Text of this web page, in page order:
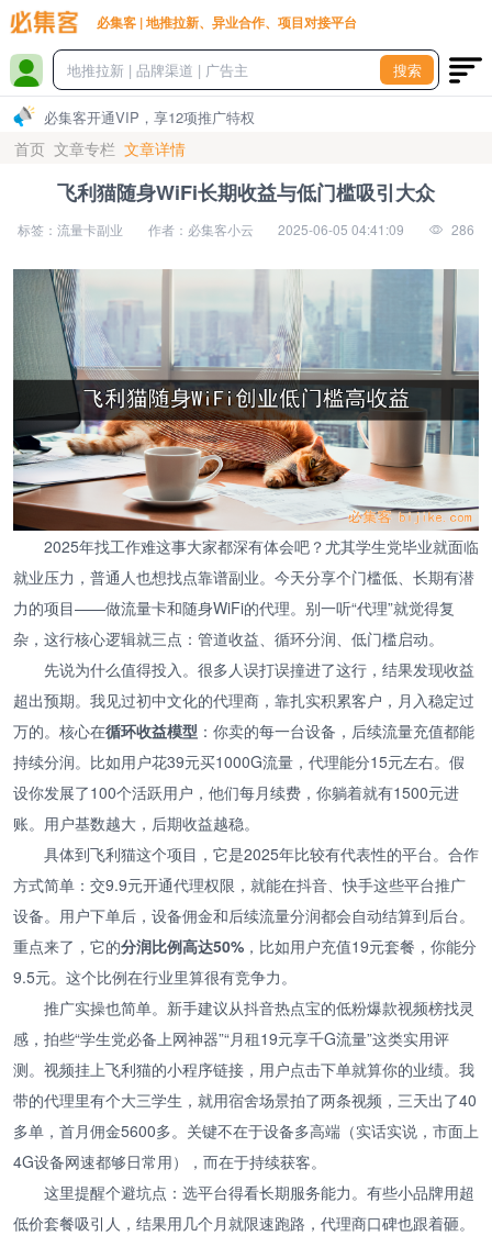
必集客 | 地推拉新、异业合作、项目对接平台
搜索
必集客开通VIP，享12项推广特权
首页 文章专栏 文章详情
飞利猫随身WiFi长期收益与低门槛吸引大众
标签：流量卡副业 作者：必集客小云 2025-06-05 04:41:09 286
2025年找工作难这事大家都深有体会吧？尤其学生党毕业就面临
就业压力，普通人也想找点靠谱副业。今天分享个门槛低、长期有潜
力的项目——做流量卡和随身WiFi的代理。别一听“代理”就觉得复
杂，这行核心逻辑就三点：管道收益、循环分润、低门槛启动。
先说为什么值得投入。很多人误打误撞进了这行，结果发现收益
超出预期。我见过初中文化的代理商，靠扎实积累客户，月入稳定过
万的。核心在循环收益模型 ：你卖的每一台设备，后续流量充值都能
持续分润。比如用户花39元买1000G流量，代理能分15元左右。假
设你发展了100个活跃用户，他们每月续费，你躺着就有1500元进
账。用户基数越大，后期收益越稳。
具体到飞利猫这个项目，它是2025年比较有代表性的平台。合作
方式简单：交9.9元开通代理权限，就能在抖音、快手这些平台推广
设备。用户下单后，设备佣金和后续流量分润都会自动结算到后台。
重点来了，它的分润比例高达50% ，比如用户充值19元套餐，你能分
9.5元。这个比例在行业里算很有竞争力。
推广实操也简单。新手建议从抖音热点宝的低粉爆款视频榜找灵
感，拍些“学生党必备上网神器”“月租19元享千G流量”这类实用评
测。视频挂上飞利猫的小程序链接，用户点击下单就算你的业绩。我
带的代理里有个大三学生，就用宿舍场景拍了两条视频，三天出了40
多单，首月佣金5600多。关键不在于设备多高端（实话实说，市面上
4G设备网速都够日常用），而在于持续获客。
这里提醒个避坑点：选平台得看长期服务能力。有些小品牌用超
低价套餐吸引人，结果用几个月就限速跑路，代理商口碑也跟着砸。